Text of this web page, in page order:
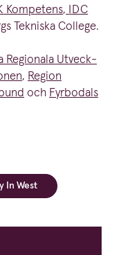
Kompetens,
IDC
Tekniska College.
Regionala Utveck­
, Region
och Fyrbodals
In West